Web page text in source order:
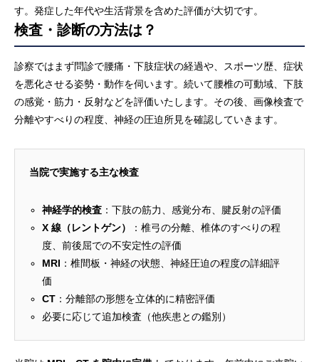
す。発症した年代や生活背景を含めた評価が大切です。
検査・診断の方法は？
診察ではまず問診で腰痛・下肢症状の経過や、スポーツ歴、症状
を悪化させる姿勢・動作を伺います。続いて腰椎の可動域、下肢
の感覚・筋力・反射などを評価いたします。その後、画像検査で
分離やすべりの程度、神経の圧迫所見を確認していきます。
当院で実施する主な検査
神経学的検査 ：下肢の筋力、感覚分布、腱反射の評価
X 線（レントゲン）
：椎弓の分離、椎体のすべりの程
度、前後屈での不安定性の評価
MRI ：椎間板・神経の状態、神経圧迫の程度の詳細評
価
CT ：分離部の形態を立体的に精密評価
必要に応じて追加検査（他疾患との鑑別）